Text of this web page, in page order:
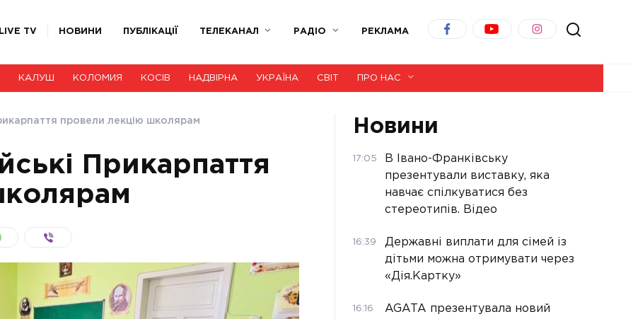
LIVE TV НОВИНИ ПУБЛІКАЦІЇ ТЕЛЕКАНАЛ РАДІО РЕКЛАМА
КАЛУШ КОЛОМИЯ КОСІВ НАДВІРНА УКРАЇНА СВІТ ПРО НАС
провели лекцію школярам
Прикарпаття
Новини
17:05
В Івано-Франківську
презентували виставку, яка
навчає спілкуватися без
стереотипів. Відео
16:39
Державні виплати для сімей із
дітьми можна отримувати через
«Дія.Картку»
16:16
AGATA презентувала новий